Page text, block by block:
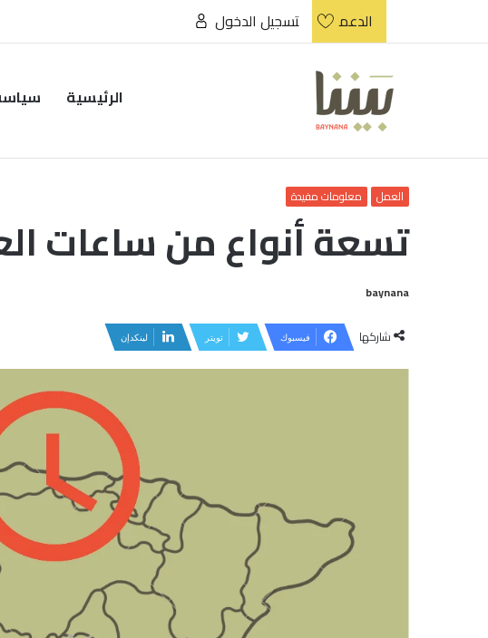
الدعم تسجيل الدخول
الرئيسية
العمل معلومات مفيدة
تسعة أنواع من ساعات
baynana
شاركها فيسبوك تويتر لينكدإن